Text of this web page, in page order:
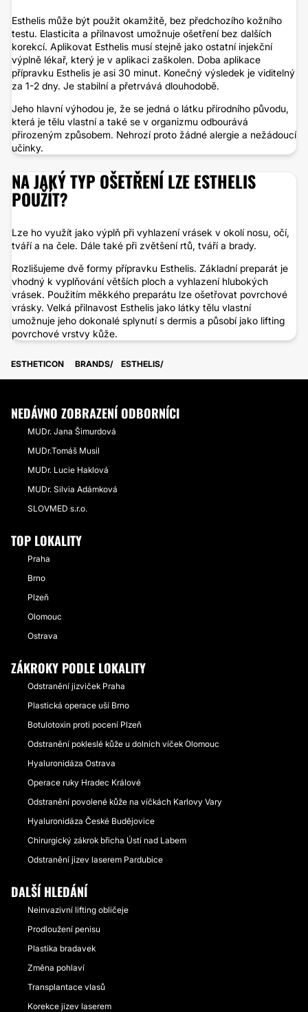
Esthelis může být použit okamžitě, bez předchozího kožního
testu. Elasticita a přilnavost umožnuje ošetření bez dalších
korekcí. Aplikovat Esthelis musí stejně jako ostatní injekční
výplně lékař, který je v aplikaci zaškolen. Doba aplikace
přípravku Esthelis je asi 30 minut. Konečný výsledek je viditelný
za 1-2 dny. Je stabilní a přetrvává dlouhodobě.
Jeho hlavní výhodou je, že se jedná o látku přírodního původu,
která je tělu vlastní a také se v organizmu odbourává
přirozeným způsobem. Nehrozí proto žádné alergie a nežádoucí
učinky.
NA JAKÝ TYP OŠETŘENÍ LZE ESTHELIS
POUŽÍT?
Lze ho využít jako výplň při vyhlazení vrásek v okolí nosu, očí,
tváří a na čele. Dále také při zvětšení rtů, tváří a brady.
Rozlišujeme dvě formy přípravku Esthelis. Základní preparát je
vhodný k vyplňování větších ploch a vyhlazení hlubokých
vrásek. Použitím měkkého preparátu lze ošetřovat povrchové
vrásky. Velká přilnavost Esthelis jako látky tělu vlastní
umožnuje jeho dokonalé splynutí s dermis a působí jako lifting
povrchové vrstvy kůže.
ESTHETICON BRANDS ESTHELIS
NEDÁVNO ZOBRAZENÍ ODBORNÍCI
MUDr. Jana Šimurdová
MUDr.Tomáš Musil
MUDr. Lucie Haklová
MUDr. Silvia Adámková
SLOVMED s.r.o.
TOP LOKALITY
Praha
Brno
Plzeň
Olomouc
Ostrava
ZÁKROKY PODLE LOKALITY
Odstranění jizviček Praha
Plastická operace uší Brno
Botulotoxin proti pocení Plzeň
Odstranění pokleslé kůže u dolních víček Olomouc
Hyaluronidáza Ostrava
Operace ruky Hradec Králové
Odstranění povolené kůže na víčkách Karlovy Vary
Hyaluronidáza České Budějovice
Chirurgický zákrok břicha Ústí nad Labem
Odstranění jizev laserem Pardubice
DALŠÍ HLEDÁNÍ
Neinvazivní lifting obličeje
Prodloužení penisu
Plastika bradavek
Změna pohlaví
Transplantace vlasů
Korekce jizev laserem